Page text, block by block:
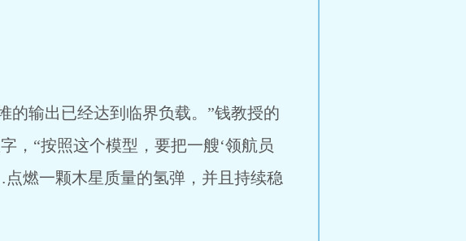
的输出已经达到临界负载。”钱教授的
，“按照这个模型，要把一艘‘领航员
燃一颗木星质量的氢弹，并且持续稳